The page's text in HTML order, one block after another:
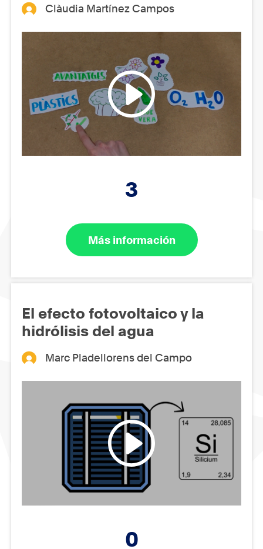
Clàudia Martínez Campos
3
Más información
El efecto fotovoltaico y la
hidrólisis del agua
Marc Pladellorens del Campo
0